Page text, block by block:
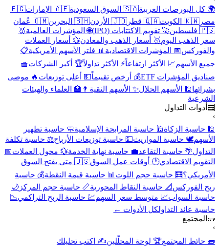
🌍 كل البورصات العربية🇸🇦 السوق السعودية 🇦🇪 الإمارات
🇪🇬
مصر 🇰🇼 الكويت 🇶🇦 قطر 🇯🇴 الأردن 🇧🇭 البحرين
🇴🇲 عُمان
🇵🇸 فلسطين
🚀 تقويم الاكتتابات (IPO) 🌐 المؤشرات العالمية🥇
سعر الذهب اليوم🥇 أسعار الذهب والمعادن💱 أسعار العملات
والفوركس 📅 المؤشرات الاقتصادية📊 فلتر الأسهم الأمريكية📋
جميع الأسهم📈 الأكثر ارتفاعاً⚡ الأكثر تداولاً🏆 أكبر الشركات🧺
صناديق المؤشرات ETF
💰 أرخص تقييماً💵 أعلى توزيعات🔥 موصى
بشرائها🕌 الأسهم الحلال ✨ الأسهم النقية👨‍🏫 العلماء والهيئات
الشرعية
🧮أدوات التداول
🕌 حاسبة الزكاة🕌 حاسبة المرابحة الإسلامية🧼 حاسبة تطهير
الأسهم🕊️ حاسبة المواريث💵 حاسبة توزيعات الأرباح⚖️ حاسبة تكلفة
التداول 🌴 حاسبة التقاعد💼 حاسبة نهاية الخدمة💱 محول العملات📅
التقويم الاقتصادي🕐 أوقات عمل السوق
🇺🇸 متى يفتح السوق
الأمريكي؟🧮 حاسبة حجم اللوت📊 حاسبة قيمة النقطة💰 حاسبة
ربح الفوركس 📐 حاسبة النقاط المحورية📏 حاسبة حجم المركز 🌙
حاسبة السواب📈 متوسط سعر السهم💹 حاسبة الربح التراكمي 📉
حاسبة عائد التداولكل الأدوات ←
🧱المجتمع
🧱 حائط المجتمع🏆 لوحة المحلّلين✍️ اكتب تحليلك